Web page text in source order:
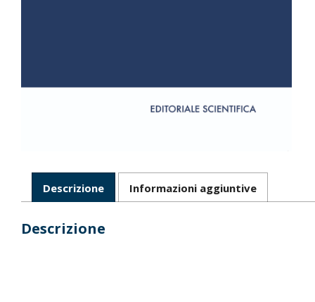
Descrizione Informazioni aggiuntive
Descrizione